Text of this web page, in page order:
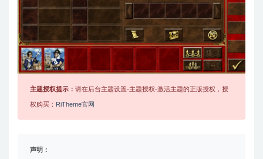
主题授权提示： 请在后台主题设置-主题授权-激活主题的正版授权，授
权购买： RiTheme官网
声明：